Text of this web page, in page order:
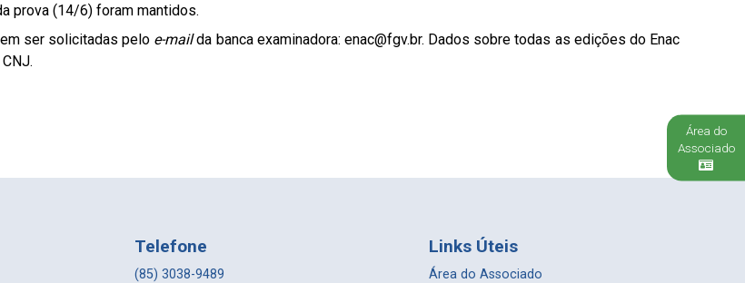
Área do
Associado
prova (14/6) foram mantidos.
ser solicitadas pelo e-mailda banca examinadora: enac@fgv.br. Dados sobre todas as edições do Enac
Telefone
(85) 3038-9489
Links Úteis
Área do Associado